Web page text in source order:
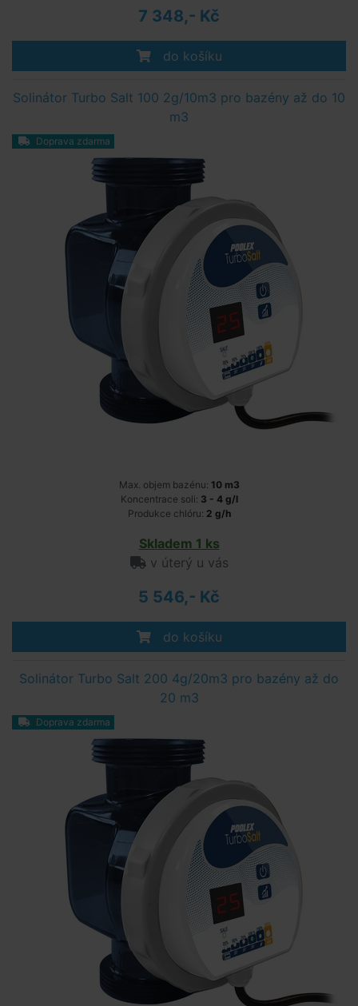
7 348,- Kč
do košíku
Solinátor Turbo Salt 100 2g/10m3 pro bazény až do 10
m3
Doprava zdarma
Max. objem bazénu: 10 m3
Koncentrace soli: 3 - 4 g/l
Produkce chlóru: 2 g/h
Skladem 1 ks
v úterý u vás
5 546,- Kč
do košíku
Solinátor Turbo Salt 200 4g/20m3 pro bazény až do
20 m3
Doprava zdarma